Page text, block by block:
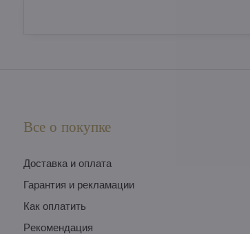
Все о покупке
Доставка и оплата
Гарантия и рекламации
Как оплатить
Pекомендация